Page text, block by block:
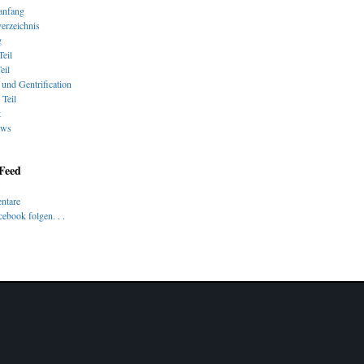
und Gentrification
folgen. . .